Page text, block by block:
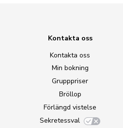
Kontakta oss
Kontakta oss
Min bokning
Grupppriser
Bröllop
Förlängd vistelse
Sekretessval